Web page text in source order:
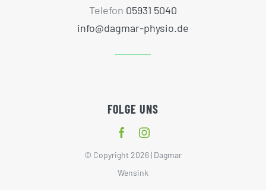
Telefon 05931 5040
info@dagmar-physio.de
FOLGE UNS
© Copyright 2026 | Dagmar
Wensink